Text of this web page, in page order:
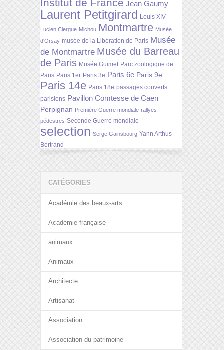
Institut de France Jean Gaumy
Laurent Petitgirard Louis XIV
Lucien Clergue Michou Montmartre Musée
d'Orsay musée de la Libération de Paris Musée
de Montmartre Musée du Barreau
de Paris Musée Guimet Parc zoologique de
Paris Paris 1er Paris 3e Paris 6e Paris 9e
Paris 14e Paris 18e passages couverts
parisiens Pavillon Comtesse de Caen
Perpignan Première Guerre mondiale rallyes
pédestres Seconde Guerre mondiale
selection Serge Gainsbourg Yann Arthus-
Bertrand
CATÉGORIES
Académie des beaux-arts
Académie française
animaux
Animaux
Architecte
Artisanat
Association
Association du patrimoine